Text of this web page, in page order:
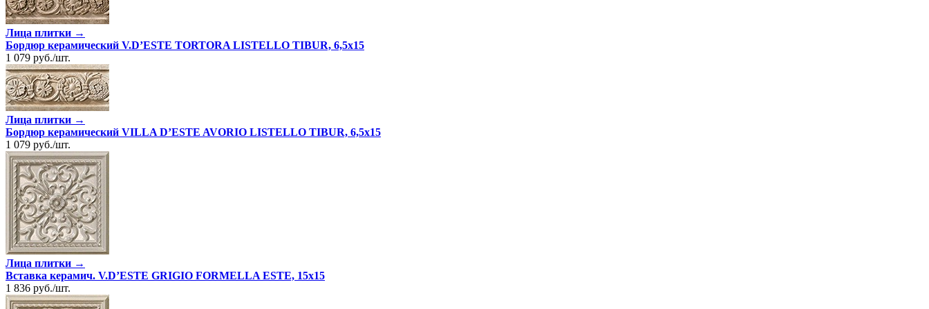
Лица плитки →
Бордюр керамический V.D’ESTE TORTORA LISTELLO TIBUR, 6,5x15
1 079 руб./шт.
Лица плитки →
Бордюр керамический VILLA D’ESTE AVORIO LISTELLO TIBUR, 6,5x15
1 079 руб./шт.
Лица плитки →
Вставка керамич. V.D’ESTE GRIGIO FORMELLA ESTE, 15x15
1 836 руб./шт.